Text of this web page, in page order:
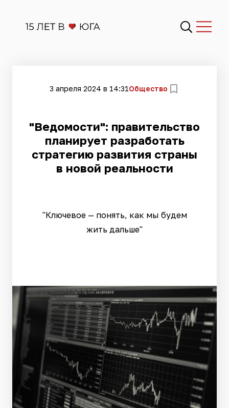
3 апреля 2024 в 14:31Общество
"Ведомости": правительство
планирует разработать
стратегию развития страны
в новой реальности
"Ключевое — понять, как мы будем
жить дальше"